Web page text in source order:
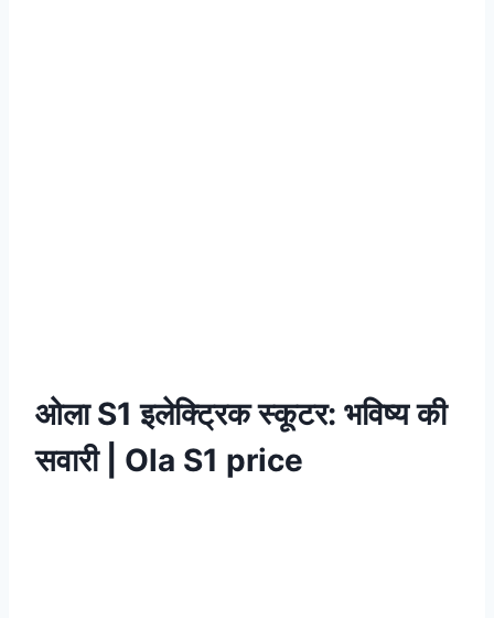
ओला S1 इलेक्ट्रिक स्कूटर: भविष्य की
सवारी | Ola S1 price